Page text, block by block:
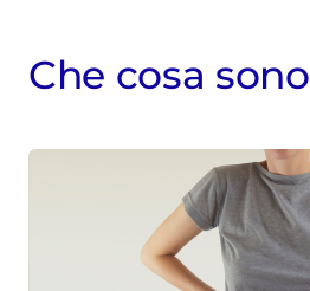
Che cosa sono